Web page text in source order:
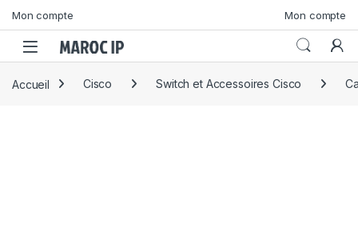
Mon compte Mon compte
Accueil Cisco Switch et Accessoires Cisco